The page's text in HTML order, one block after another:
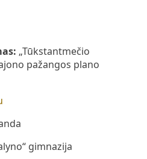
„Tūkstantmečio
pažangos plano
gimnazija